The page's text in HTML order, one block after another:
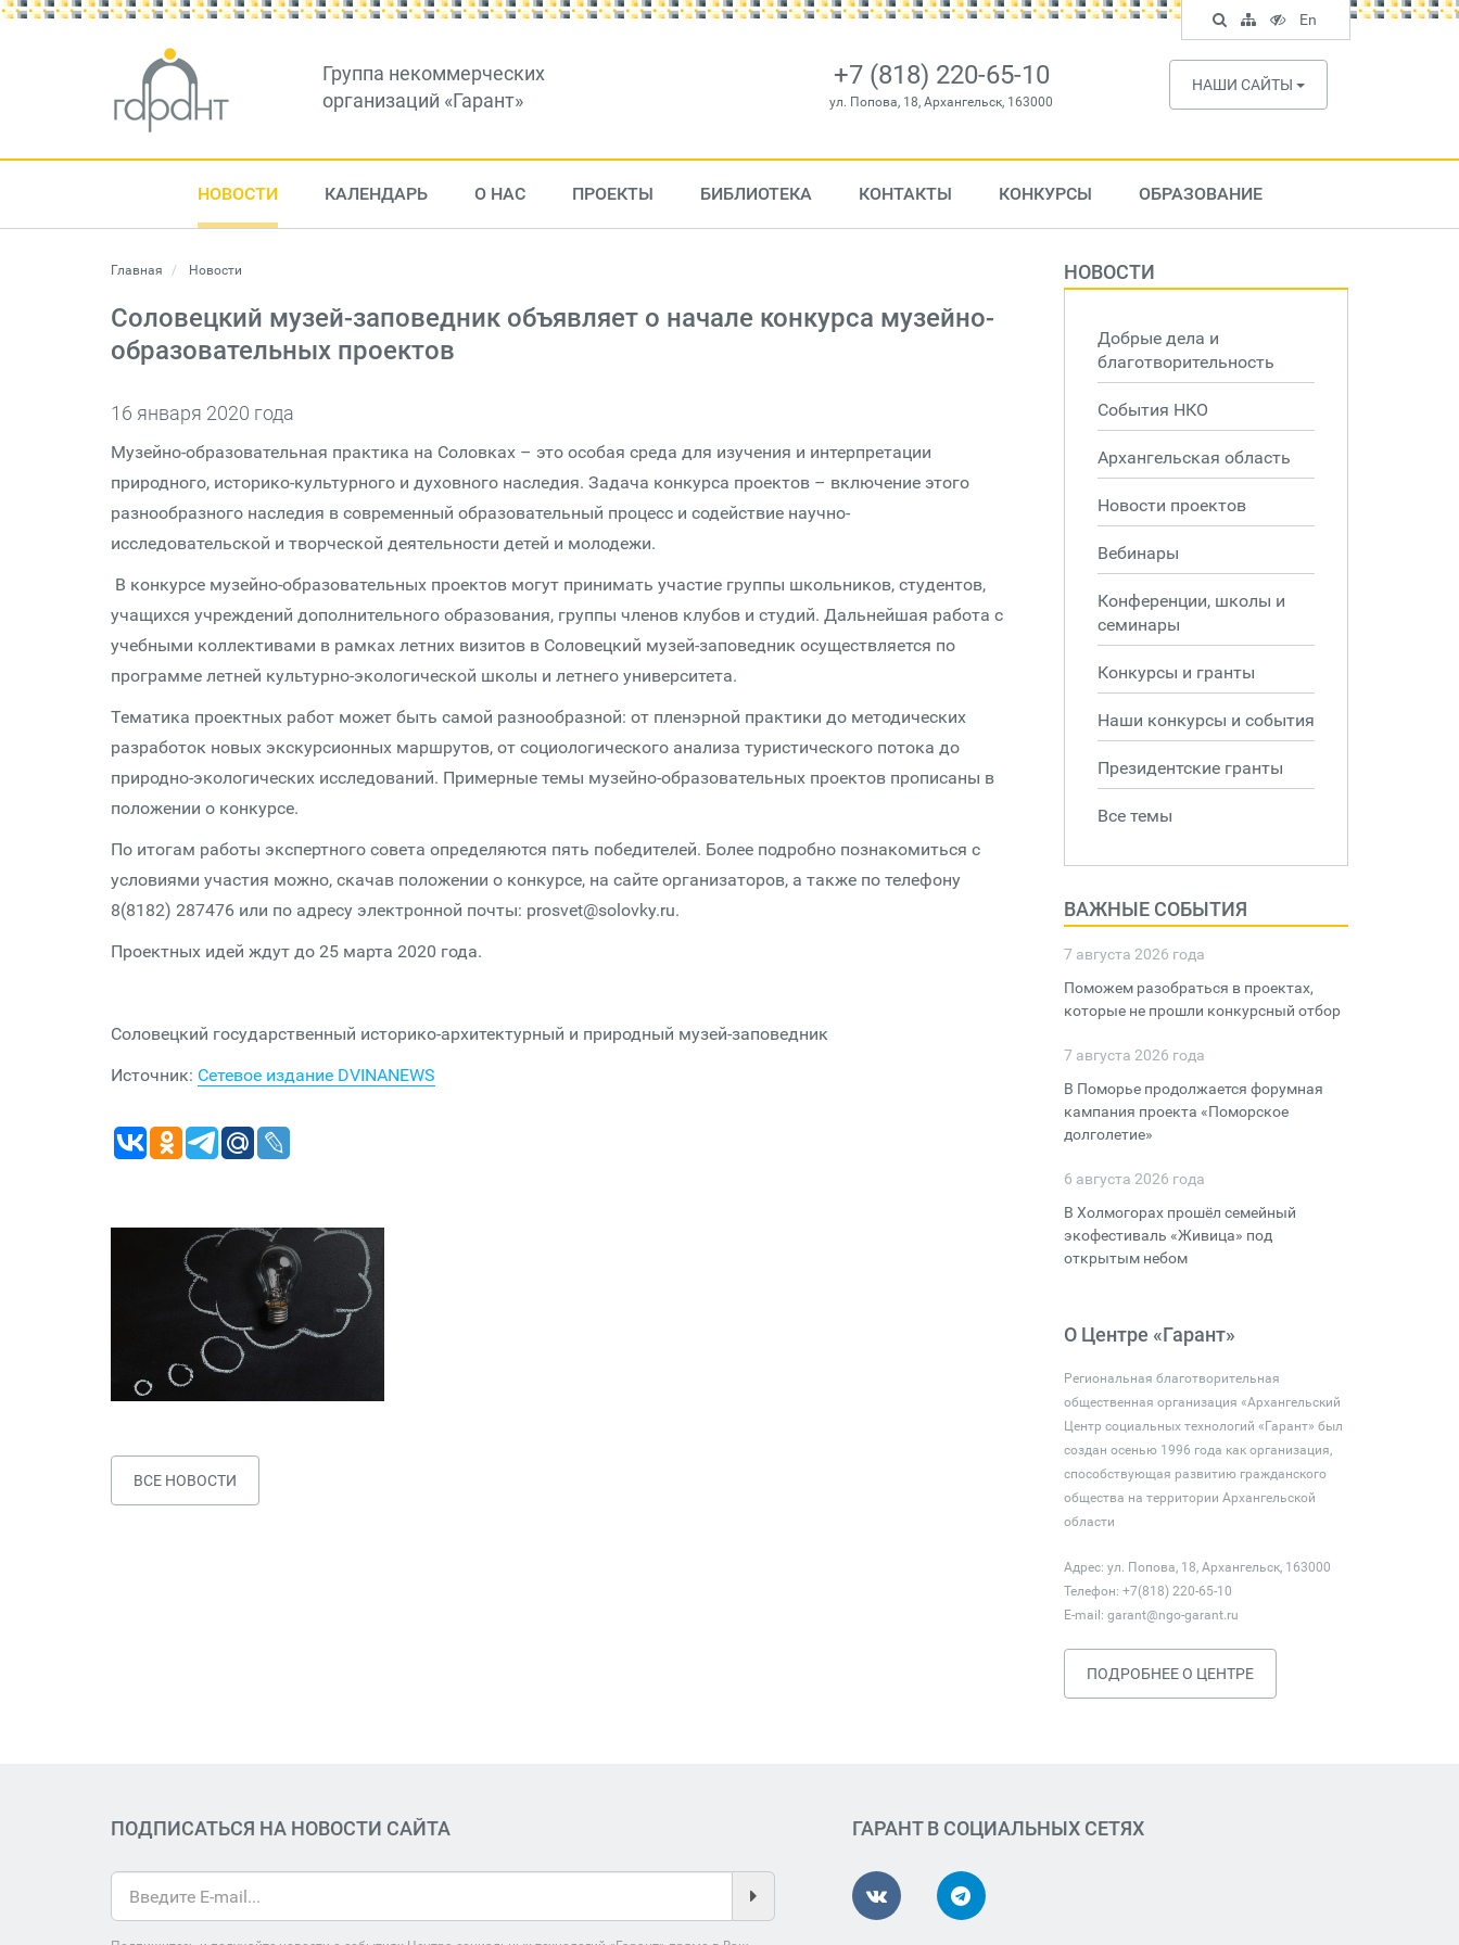
Группа некоммерческих
организаций «Гарант»
+7 (818) 220-65-10
ул. Попова, 18, Архангельск, 163000
НАШИ САЙТЫ
НОВОСТИ КАЛЕНДАРЬ О НАС ПРОЕКТЫ БИБЛИОТЕКА КОНТАКТЫ КОНКУРСЫ ОБРАЗОВАНИЕ
Главная Новости
Соловецкий музей-заповедник объявляет о начале конкурса музейно-
образовательных проектов
16 января 2020 года
Музейно-образовательная практика на Соловках – это особая среда для изучения и интерпретации
природного, историко-культурного и духовного наследия. Задача конкурса проектов – включение этого
разнообразного наследия в современный образовательный процесс и содействие научно-
исследовательской и творческой деятельности детей и молодежи.
В конкурсе музейно-образовательных проектов могут принимать участие группы школьников, студентов,
учащихся учреждений дополнительного образования, группы членов клубов и студий. Дальнейшая работа с
учебными коллективами в рамках летних визитов в Соловецкий музей-заповедник осуществляется по
программе летней культурно-экологической школы и летнего университета.
Тематика проектных работ может быть самой разнообразной: от пленэрной практики до методических
разработок новых экскурсионных маршрутов, от социологического анализа туристического потока до
природно-экологических исследований. Примерные темы музейно-образовательных проектов прописаны в
положении о конкурсе.
По итогам работы экспертного совета определяются пять победителей. Более подробно познакомиться с
условиями участия можно, скачав положении о конкурсе, на сайте организаторов, а также по телефону
8(8182) 287476 или по адресу электронной почты: prosvet@solovky.ru.
Проектных идей ждут до 25 марта 2020 года.
Соловецкий государственный историко-архитектурный и природный музей-заповедник
Источник: Сетевое издание DVINANEWS
ВСЕ НОВОСТИ
НОВОСТИ
Добрые дела и
благотворительность
События НКО
Архангельская область
Новости проектов
Вебинары
Конференции, школы и
семинары
Конкурсы и гранты
Наши конкурсы и события
Президентские гранты
Все темы
ВАЖНЫЕ СОБЫТИЯ
7 августа 2026 года
Поможем разобраться в проектах,
которые не прошли конкурсный отбор
7 августа 2026 года
В Поморье продолжается форумная
кампания проекта «Поморское
долголетие»
6 августа 2026 года
В Холмогорах прошёл семейный
экофестиваль «Живица» под
открытым небом
О Центре «Гарант»
Региональная благотворительная
общественная организация «Архангельский
Центр социальных технологий «Гарант» был
создан осенью 1996 года как организация,
способствующая развитию гражданского
общества на территории Архангельской
области
Адрес: ул. Попова, 18, Архангельск, 163000
Телефон: +7(818) 220-65-10
E-mail: garant@ngo-garant.ru
ПОДРОБНЕЕ О ЦЕНТРЕ
ПОДПИСАТЬСЯ НА НОВОСТИ САЙТА ГАРАНТ В СОЦИАЛЬНЫХ СЕТЯХ
Поиск
по
сайту
Карта
сайта
Версия
для
слабовидящих
En
English